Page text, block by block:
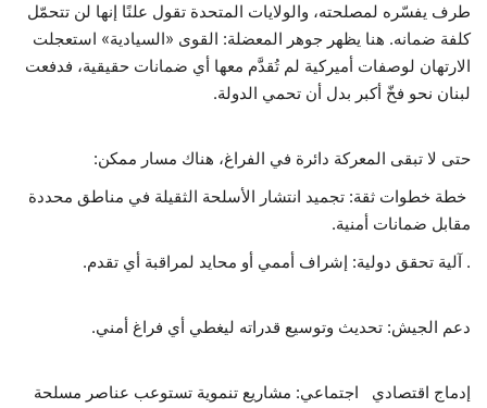
طرف يفسّره لمصلحته، والولايات المتحدة تقول علنًا إنها لن تتحمّل
كلفة ضمانه. هنا يظهر جوهر المعضلة: القوى «السيادية» استعجلت
الارتهان لوصفات أميركية لم تُقدَّم معها أي ضمانات حقيقية، فدفعت
لبنان نحو فخّ أكبر بدل أن تحمي الدولة.
حتى لا تبقى المعركة دائرة في الفراغ، هناك مسار ممكن:
خطة خطوات ثقة: تجميد انتشار الأسلحة الثقيلة في مناطق محددة
مقابل ضمانات أمنية.
. آلية تحقق دولية: إشراف أممي أو محايد لمراقبة أي تقدم.
دعم الجيش: تحديث وتوسيع قدراته ليغطي أي فراغ أمني.
إدماج اقتصادي اجتماعي: مشاريع تنموية تستوعب عناصر مسلحة